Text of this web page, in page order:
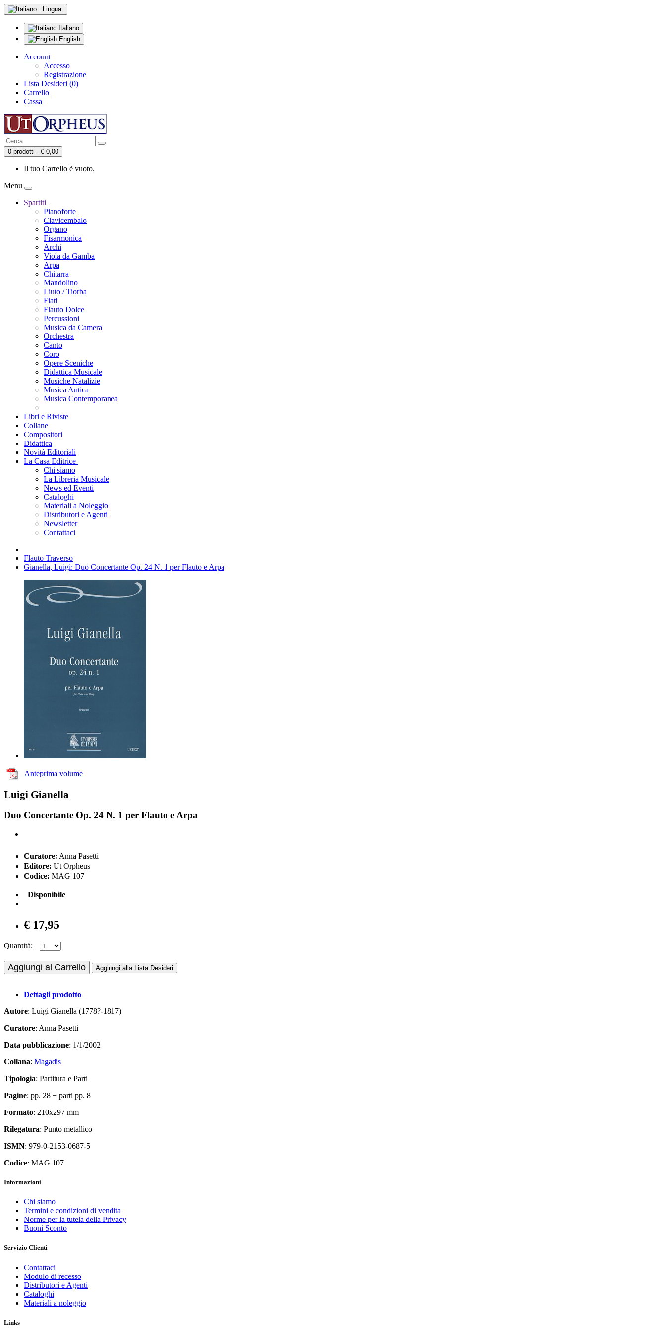
Lingua
Italiano
English
Account
Accesso
Registrazione
Lista Desideri (0)
Carrello
Cassa
0 prodotti - € 0,00
Il tuo Carrello è vuoto.
Menu
Spartiti
Pianoforte
Clavicembalo
Organo
Fisarmonica
Archi
Viola da Gamba
Arpa
Chitarra
Mandolino
Liuto / Tiorba
Fiati
Flauto Dolce
Percussioni
Musica da Camera
Orchestra
Canto
Coro
Opere Sceniche
Didattica Musicale
Musiche Natalizie
Musica Antica
Musica Contemporanea
Libri e Riviste
Collane
Compositori
Didattica
Novità Editoriali
La Casa Editrice
Chi siamo
La Libreria Musicale
News ed Eventi
Cataloghi
Materiali a Noleggio
Distributori e Agenti
Newsletter
Contattaci
Flauto Traverso
Gianella, Luigi: Duo Concertante Op. 24 N. 1 per Flauto e Arpa
Anteprima volume
Luigi Gianella
Duo Concertante Op. 24 N. 1 per Flauto e Arpa
Curatore: Anna Pasetti
Editore: Ut Orpheus
Codice: MAG 107
Disponibile
€ 17,95
Quantità:
Aggiungi al Carrello Aggiungi alla Lista Desideri
Dettagli prodotto
Autore: Luigi Gianella (1778?-1817)
Curatore: Anna Pasetti
Data pubblicazione: 1/1/2002
Collana: Magadis
Tipologia: Partitura e Parti
Pagine: pp. 28 + parti pp. 8
Formato: 210x297 mm
Rilegatura: Punto metallico
ISMN: 979-0-2153-0687-5
Codice: MAG 107
Informazioni
Chi siamo
Termini e condizioni di vendita
Norme per la tutela della Privacy
Buoni Sconto
Servizio Clienti
Contattaci
Modulo di recesso
Distributori e Agenti
Cataloghi
Materiali a noleggio
Links